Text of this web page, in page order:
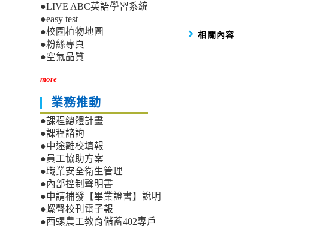
相關內容
●LIVE ABC英語學習系統
●easy test
●校園植物地圖
●粉絲專頁
●空氣品質
more
業務推動
●課程總體計畫
●課程諮詢
●中途離校填報
●員工協助方案
●職業安全衛生管理
●內部控制聲明書
●申請補發【畢業證書】說明
●螺聲校刊電子報
●西螺農工教育儲蓄402專戶